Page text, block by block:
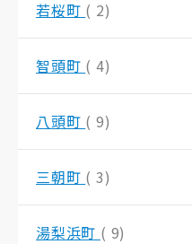
若桜町 ( 2)
智頭町 ( 4)
八頭町 ( 9)
三朝町 ( 3)
湯梨浜町 ( 9)